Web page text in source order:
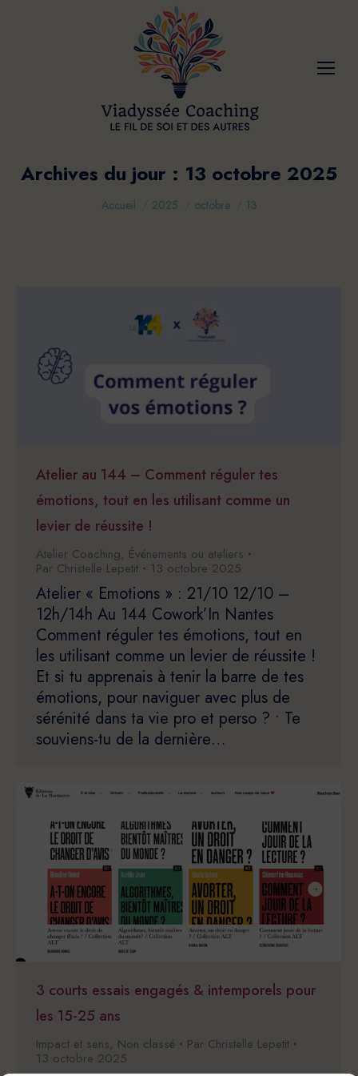
Archives du jour : 13 octobre 2025
Vous êtes ici :
Accueil 2025 octobre 13
Atelier au 144 – Comment réguler tes
émotions, tout en les utilisant comme un
levier de réussite !
Atelier Coaching, Événements ou ateliers
Par Christelle Lepetit 13 octobre 2025
Atelier « Emotions » : 21/10 12/10 –
12h/14h Au 144 Cowork’In Nantes
Comment réguler tes émotions, tout en
les utilisant comme un levier de réussite !
Et si tu apprenais à tenir la barre de tes
émotions, pour naviguer avec plus de
sérénité dans ta vie pro et perso ? • Te
souviens-tu de la dernière…
3 courts essais engagés & intemporels pour
les 15-25 ans
Impact et sens, Non classé Par Christelle Lepetit
13 octobre 2025